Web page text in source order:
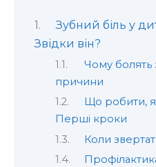
Зубний біль у
Звідки він?
Чому болять
причини
Що робити,
Перші кроки
Коли